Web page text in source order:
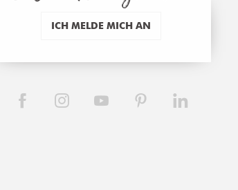
ICH MELDE MICH AN